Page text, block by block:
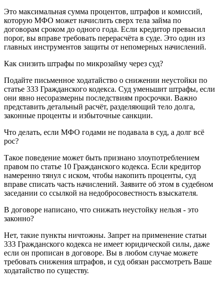
Это максимальная сумма процентов, штрафов и комиссий,
которую МФО может начислить сверх тела займа по
договорам сроком до одного года. Если кредитор превысил
порог, вы вправе требовать перерасчёта в суде. Это один из
главных инструментов защиты от непомерных начислений.
Как снизить штрафы по микрозайму через суд?
Подайте письменное ходатайство о снижении неустойки по
статье 333 Гражданского кодекса. Суд уменьшит штрафы, если
они явно несоразмерны последствиям просрочки. Важно
представить детальный расчёт, разделяющий тело долга,
законные проценты и избыточные санкции.
Что делать, если МФО годами не подавала в суд, а долг всё
рос?
Такое поведение может быть признано злоупотреблением
правом по статье 10 Гражданского кодекса. Если кредитор
намеренно тянул с иском, чтобы накопить проценты, суд
вправе списать часть начислений. Заявите об этом в судебном
заседании со ссылкой на недобросовестность взыскателя.
В договоре написано, что снижать неустойку нельзя - это
законно?
Нет, такие пункты ничтожны. Запрет на применение статьи
333 Гражданского кодекса не имеет юридической силы, даже
если он прописан в договоре. Вы в любом случае можете
требовать снижения штрафов, и суд обязан рассмотреть Ваше
ходатайство по существу.